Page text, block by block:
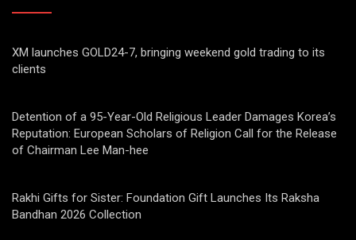
XM launches GOLD24-7, bringing weekend gold trading to its
clients
Detention of a 95-Year-Old Religious Leader Damages Korea’s
Reputation: European Scholars of Religion Call for the Release
of Chairman Lee Man-hee
Rakhi Gifts for Sister: Foundation Gift Launches Its Raksha
Bandhan 2026 Collection